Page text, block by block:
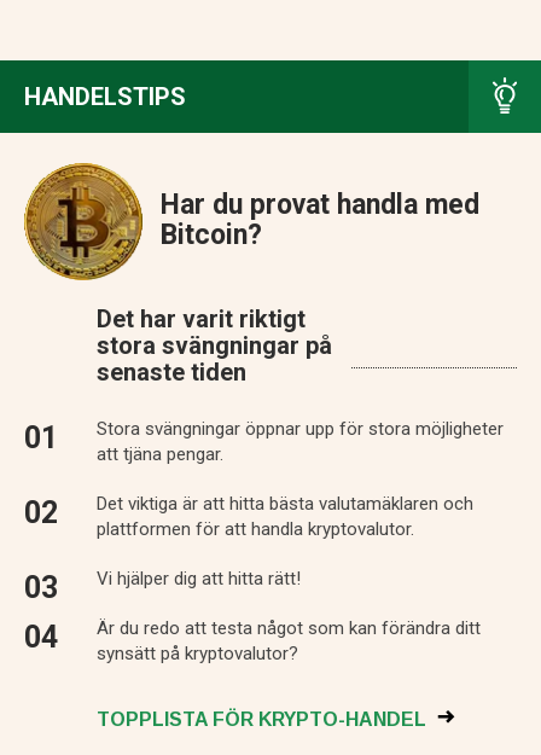
HANDELSTIPS
Har du provat handla med
Bitcoin?
Det har varit riktigt
stora svängningar på
senaste tiden
Stora svängningar öppnar upp för stora möjligheter
att tjäna pengar.
Det viktiga är att hitta bästa valutamäklaren och
plattformen för att handla kryptovalutor.
Vi hjälper dig att hitta rätt!
Är du redo att testa något som kan förändra ditt
synsätt på kryptovalutor?
TOPPLISTA FÖR KRYPTO-HANDEL